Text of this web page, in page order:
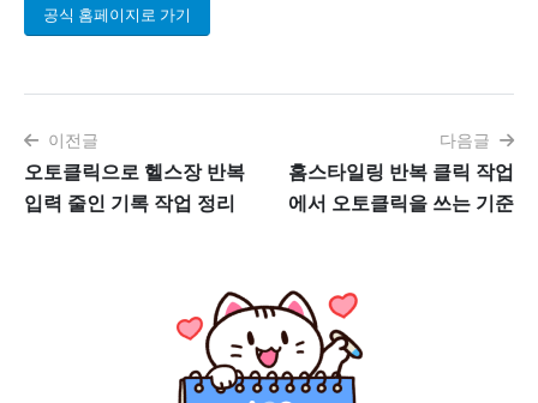
공식 홈페이지로 가기
이전글
오토클릭으로 헬스장 반복
입력 줄인 기록 작업 정리
다음글
홈스타일링 반복 클릭 작업
에서 오토클릭을 쓰는 기준